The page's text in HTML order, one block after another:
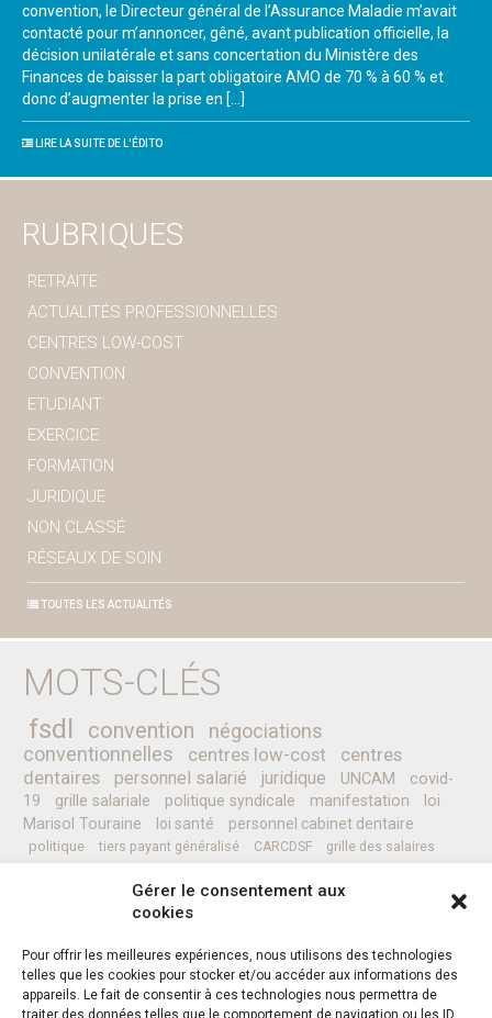
Gérer le consentement aux
cookies
Pour offrir les meilleures expériences, nous utilisons des technologies
telles que les cookies pour stocker et/ou accéder aux informations des
appareils. Le fait de consentir à ces technologies nous permettra de
traiter des données telles que le comportement de navigation ou les ID
convention, le Directeur général de l’Assurance Maladie m’avait
contacté pour m’annoncer, gêné, avant publication officielle, la
décision unilatérale et sans concertation du Ministère des
Finances de baisser la part obligatoire AMO de 70 % à 60 % et
donc d’augmenter la prise en […]
LIRE LA SUITE DE L'ÉDITO
RUBRIQUES
RETRAITE
ACTUALITÉS PROFESSIONNELLES
CENTRES LOW-COST
CONVENTION
ETUDIANT
EXERCICE
FORMATION
JURIDIQUE
NON CLASSÉ
RÉSEAUX DE SOIN
TOUTES LES ACTUALITÉS
MOTS-CLÉS
fsdl convention
négociations
conventionnelles
centres low-cost
centres
dentaires
personnel salarié juridique UNCAM
covid-
19
grille salariale politique syndicale manifestation
loi
Marisol Touraine
loi santé personnel cabinet dentaire
politique tiers payant généralisé CARCDSF
grille des salaires
complémentaires santé
secret médical sénat CCAM
professionnels de santé
Instagram Facebook Twitter